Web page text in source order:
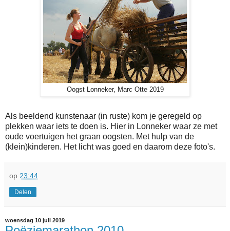
Oogst Lonneker, Marc Otte 2019
Als beeldend kunstenaar (in ruste) kom je geregeld op
plekken waar iets te doen is. Hier in Lonneker waar ze met
oude voertuigen het graan oogsten. Met hulp van de
(klein)kinderen. Het licht was goed en daarom deze foto's.
op 23:44
Delen
woensdag 10 juli 2019